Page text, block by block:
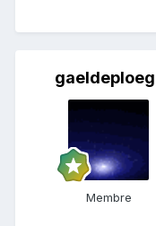
gaeldeploeg
Membre